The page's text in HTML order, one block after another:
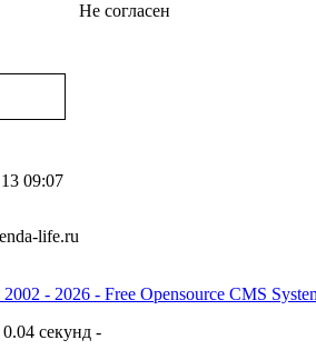
Не согласен
09:07
life.ru
секунд -